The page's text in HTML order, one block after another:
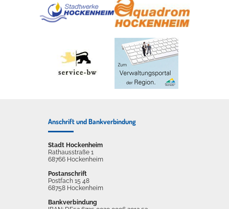
Anschrift und Bankverbindung
Stadt Hockenheim
Rathausstraße 1
68766 Hockenheim
Postanschrift
Postfach 15 48
68758 Hockenheim
Bankverbindung